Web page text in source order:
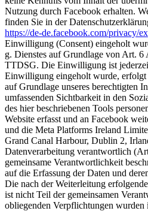
Nutzung durch Facebook erhalten.
finden Sie in der
https://de-de.facebook.com/privacy/
Einwilligung (Consent) eingeholt
g. Dienstes auf Grundlage von Art.
TTDSG. Die Einwilligung ist
Einwilligung eingeholt wurde, erfolgt
auf Grundlage unseres berechtigten
umfassenden Sichtbarkeit in den
des hier beschriebenen Tools
Website erfasst und an Facebook
und die Meta Platforms Ireland
Grand Canal Harbour, Dublin 2,
Datenverarbeitung verantwortlich
gemeinsame Verantwortlichkeit
auf die Erfassung der Daten und
Die nach der Weiterleitung
ist nicht Teil der gemeinsamen
obliegenden Verpflichtungen wurden